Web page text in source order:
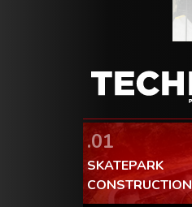
.01
SKATEPARK
CONSTRUCTION